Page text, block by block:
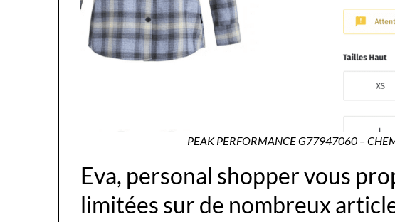
PEAK PERFORMANCE G77947060 –
Eva, personal shopper vous
limitées sur de nombreux